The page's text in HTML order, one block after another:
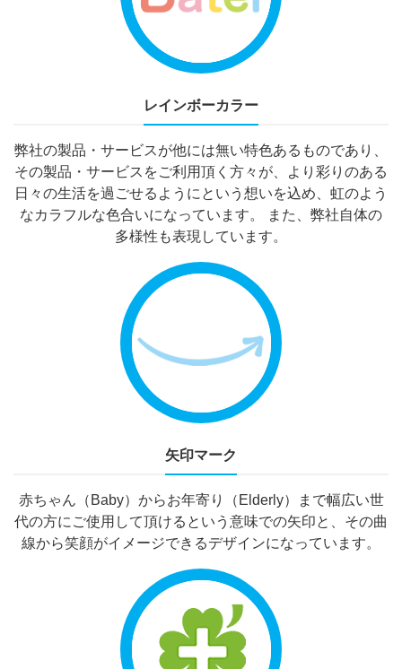
レインボーカラー
弊社の製品・サービスが他には無い特色あるものであり、
その製品・サービスをご利用頂く方々が、より彩りのある
日々の生活を過ごせるようにという想いを込め、虹のよう
なカラフルな色合いになっています。 また、弊社自体の
多様性も表現しています。
矢印マーク
赤ちゃん（Baby）からお年寄り（Elderly）まで幅広い世
代の方にご使用して頂けるという意味での矢印と、その曲
線から笑顔がイメージできるデザインになっています。